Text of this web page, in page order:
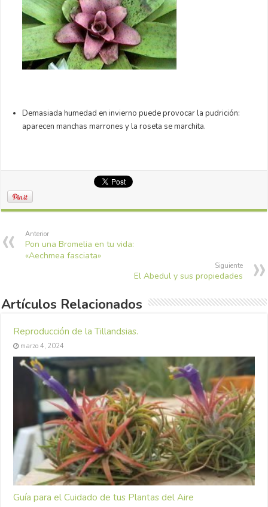
Demasiada humedad en invierno puede provocar la pudrición:
aparecen manchas marrones y la roseta se marchita.
Anterior
Pon una Bromelia en tu vida:
«Aechmea fasciata»
Siguiente
El Abedul y sus propiedades
Artículos Relacionados
Reproducción de la Tillandsias.
marzo 4, 2024
Guía para el Cuidado de tus Plantas del Aire